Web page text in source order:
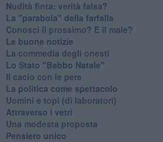
Nudità finta: verità falsa?
La "parabola" della farfalla
Conosci il prossimo? E il male?
Le buone notizie
La commedia degli onesti
Lo Stato "Babbo Natale"
Il cacio con le pere
La politica come spettacolo
Uomini e topi (di laboratori)
Attraverso i vetri
Una modesta proposta
Pensiero unico